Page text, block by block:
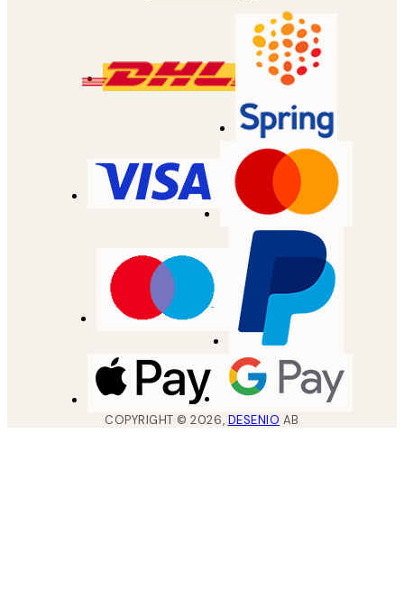
COPYRIGHT ©2026, DESENIO AB